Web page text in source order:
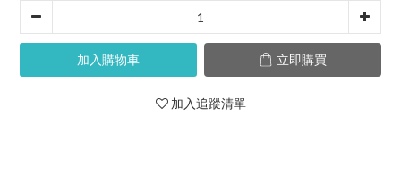
加入購物車 立即購買
加入追蹤清單